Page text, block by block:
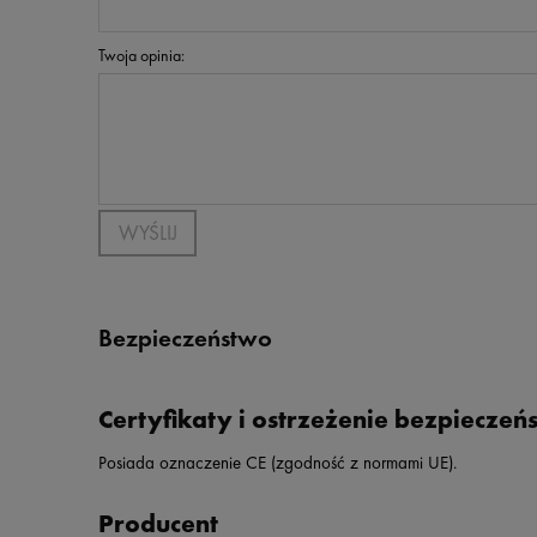
Twoja opinia:
WYŚLIJ
Bezpieczeństwo
Certyfikaty i ostrzeżenie
Posiada oznaczenie CE (zgodność z normami UE).
Producent